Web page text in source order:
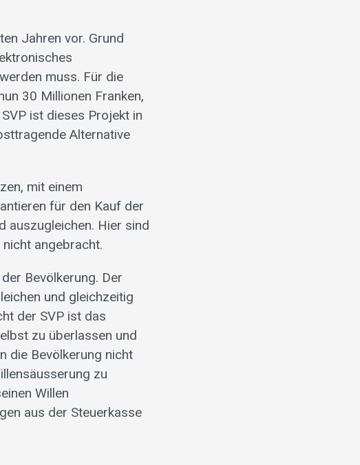
Jahren vor. Grund
muss. Für die
30 Millionen Franken,
ist dieses Projekt in
Alternative
mit einem
für den Kauf der
auszugleichen. Hier sind
angebracht.
Bevölkerung. Der
und gleichzeitig
der SVP ist das
zu überlassen und
die Bevölkerung nicht
zu
Willen
aus der Steuerkasse